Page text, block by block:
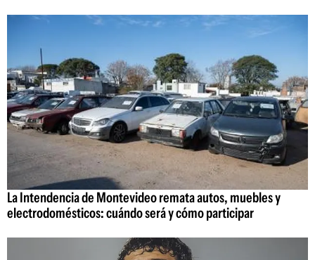
La Intendencia de Montevideo remata autos, muebles y
electrodomésticos: cuándo será y cómo participar